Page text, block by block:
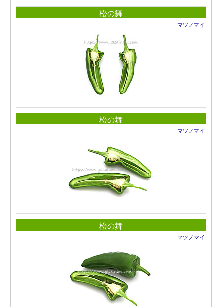
松の舞
マツノマイ
松の舞
マツノマイ
松の舞
マツノマイ